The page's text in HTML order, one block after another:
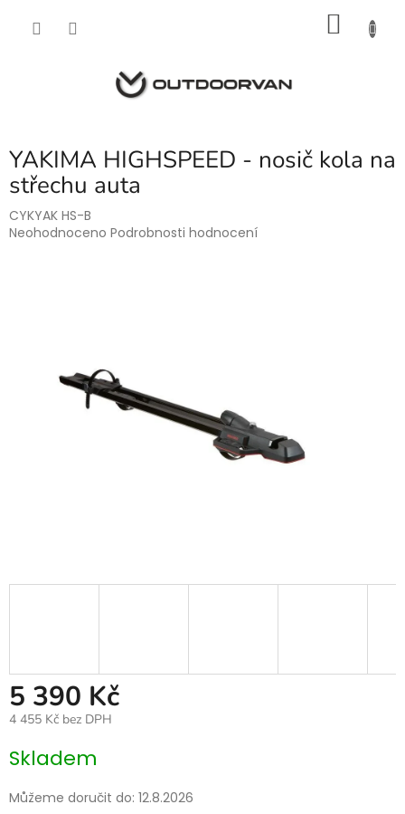
YAKIMA HIGHSPEED - nosič kola na
střechu auta
CYKYAK HS-B
Průměrné
Neohodnoceno Podrobnosti hodnocení
5 390 Kč
4 455 Kč bez DPH
cena:
Skladem
Můžeme doručit do: 12.8.2026